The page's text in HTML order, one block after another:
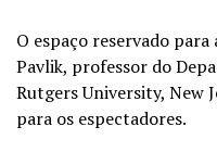
O espaço reservado
Pavlik, professor do
Rutgers University, New
para os espectadores.